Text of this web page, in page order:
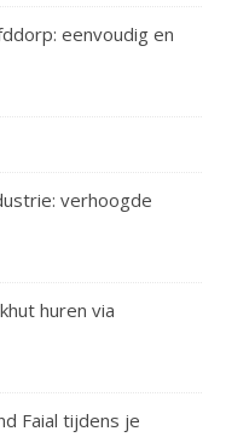
eenvoudig en
verhoogde
huren via
Faial tijdens je